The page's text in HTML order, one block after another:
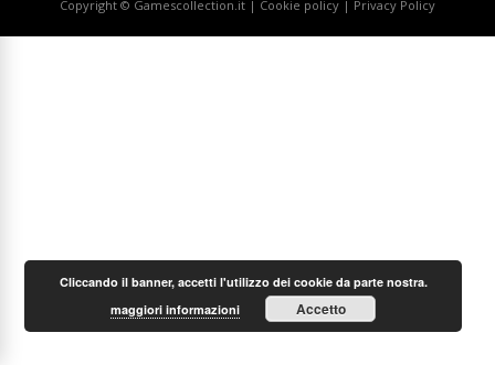
Copyright © Gamescollection.it | Cookie policy | Privacy Policy
Cliccando il banner, accetti l'utilizzo dei cookie da parte nostra.
maggiori informazioni
Accetto